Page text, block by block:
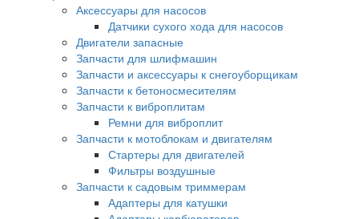
Аксессуары для насосов
Датчики сухого хода для насосов
Двигатели запасные
Запчасти для шлифмашин
Запчасти и аксессуары к снегоуборщикам
Запчасти к бетоносмесителям
Запчасти к виброплитам
Ремни для виброплит
Запчасти к мотоблокам и двигателям
Стартеры для двигателей
Фильтры воздушные
Запчасти к садовым триммерам
Адаптеры для катушки